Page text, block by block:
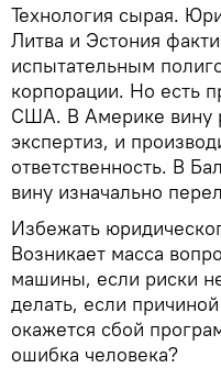
Технология сырая.
Литва и Эстония
испытательным
корпорации. Но есть
США. В Америке вину
экспертиз, и
ответственность. В
вину изначально
Избежать
Возникает масса
машины, если риски
делать, если
окажется сбой
ошибка человека?